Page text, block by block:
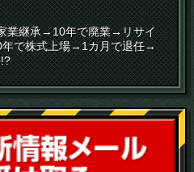
業継承→10年で廃業→リサイ
で株式上場→1カ月で退任→